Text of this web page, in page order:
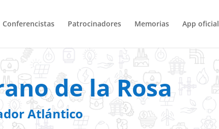
Conferencistas Patrocinadores Memorias App oficial
de la Rosa
Atlántico